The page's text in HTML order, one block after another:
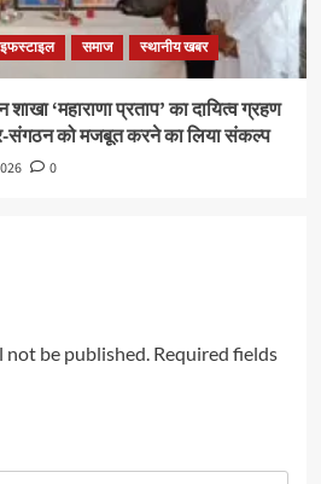
समाज स्थानीय खबर
‘महाराणा प्रताप’ का दायित्व ग्रहण
संगठन को मजबूत करने का लिया संकल्प
0
not be published. Required fields